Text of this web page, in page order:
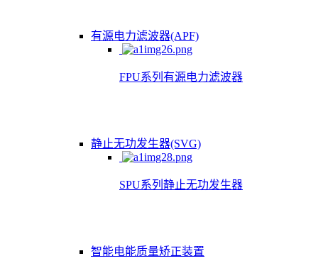
有源电力滤波器(APF)
FPU系列有源电力滤波器
静止无功发生器(SVG)
SPU系列静止无功发生器
智能电能质量矫正装置